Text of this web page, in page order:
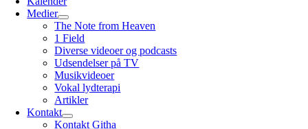
Medier
The Note from Heaven
1 Field
Diverse videoer og podcasts
Udsendelser på TV
Musikvideoer
Vokal lydterapi
Artikler
Kontakt
Kontakt Githa